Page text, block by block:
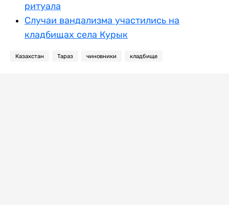
ритуала
Случаи вандализма участились на
кладбищах села Курык
Казахстан Тараз чиновники кладбище